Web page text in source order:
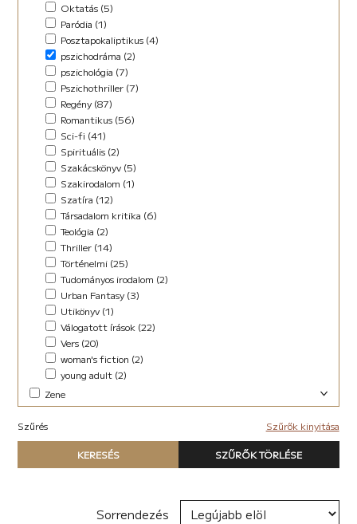
Oktatás (5)
Paródia (1)
Posztapokaliptikus (4)
pszichodráma (2)
pszichológia (7)
Pszichothriller (7)
Regény (87)
Romantikus (56)
Sci-fi (41)
Spirituális (2)
Szakácskönyv (5)
Szakirodalom (1)
Szatíra (12)
Társadalom kritika (6)
Teológia (2)
Thriller (14)
Történelmi (25)
Tudományos irodalom (2)
Urban Fantasy (3)
Utikönyv (1)
Válogatott írások (22)
Vers (20)
woman's fiction (2)
young adult (2)
Zene
Szűrés
Szűrők kinyitása
Típus
Nyomtatott könyv
KERESÉS SZŰRŐK TÖRLÉSE
Sorrendezés